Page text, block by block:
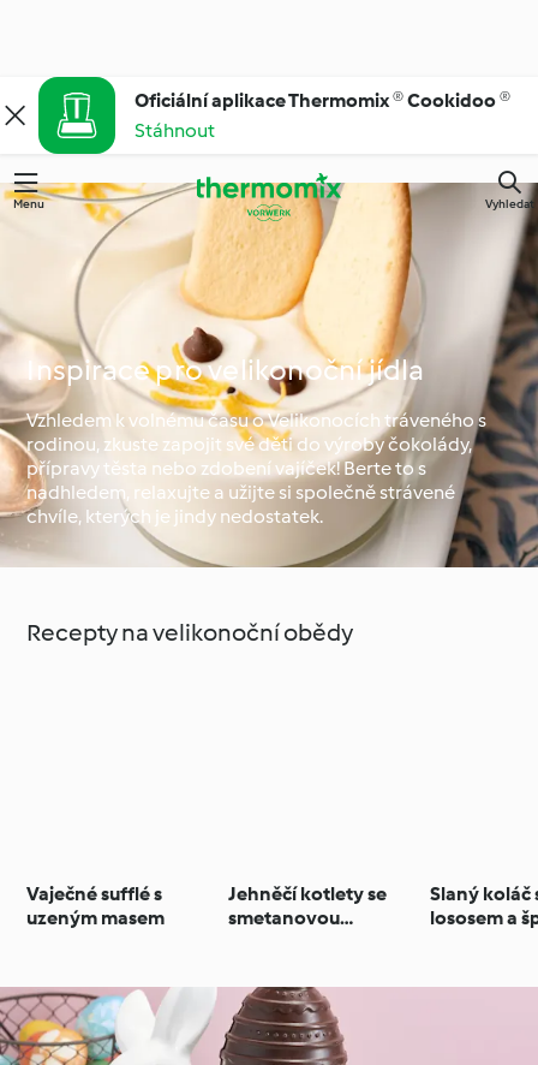
Oficiální aplikace Thermomix ® Cookidoo ®
Stáhnout
Menu Vyhledat
Inspirace pro velikonoční jídla
Vzhledem k volnému času o Velikonocích tráveného s
rodinou, zkuste zapojit své děti do výroby čokolády,
přípravy těsta nebo zdobení vajíček! Berte to s
nadhledem, relaxujte a užijte si společně strávené
chvíle, kterých je jindy nedostatek.
Recepty na velikonoční obědy
Vaječné sufflé s
uzeným masem
Jehněčí kotlety se
smetanovou
Slaný koláč
lososem a